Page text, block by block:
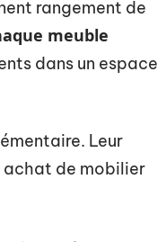
rangement de
meuble
dans un espace
Leur
achat de mobilier